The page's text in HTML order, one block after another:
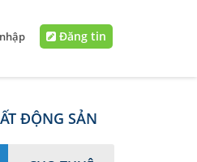
Đăng tin
ĐỘNG SẢN